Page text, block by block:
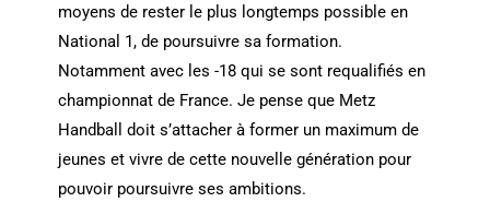
moyens de rester le plus longtemps possible en
National 1, de poursuivre sa formation.
Notamment avec les -18 qui se sont requalifiés en
championnat de France. Je pense que Metz
Handball doit s’attacher à former un maximum de
jeunes et vivre de cette nouvelle génération pour
pouvoir poursuivre ses ambitions.